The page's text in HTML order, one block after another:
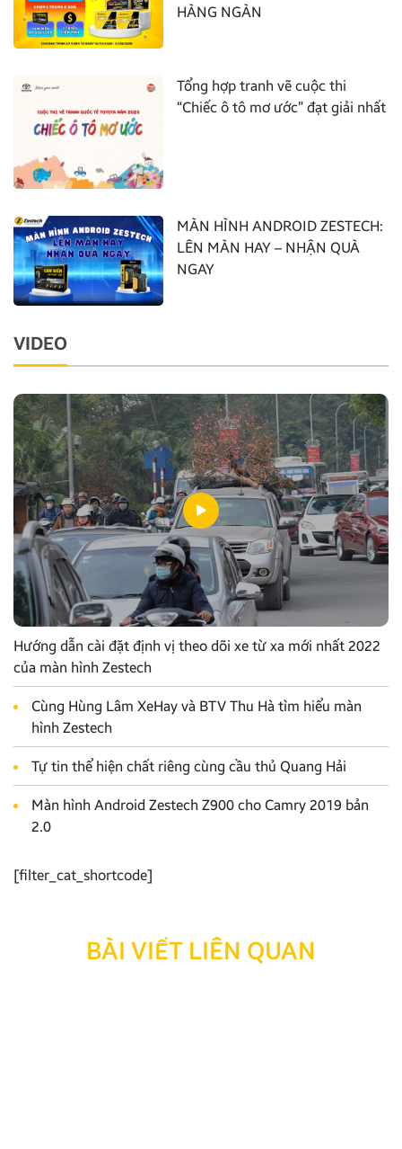
HÀNG NGÀN
Tổng hợp tranh vẽ cuộc thi
“Chiếc ô tô mơ ước” đạt giải nhất
MÀN HÌNH ANDROID ZESTECH:
LÊN MÀN HAY – NHẬN QUÀ
NGAY
VIDEO
Hướng dẫn cài đặt định vị theo dõi xe từ xa mới nhất 2022
của màn hình Zestech
Cùng Hùng Lâm XeHay và BTV Thu Hà tìm hiểu màn
hình Zestech
Tự tin thể hiện chất riêng cùng cầu thủ Quang Hải
Màn hình Android Zestech Z900 cho Camry 2019 bản
2.0
[filter_cat_shortcode]
BÀI VIẾT LIÊN QUAN